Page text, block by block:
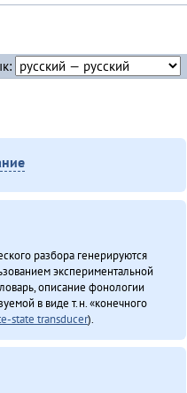
разбора генерируются
экспериментальной
описание фонологии
в виде т.н. «конечного
state transducer).